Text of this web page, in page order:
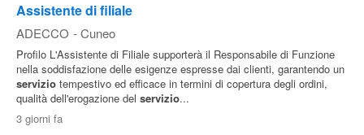
Assistente di filiale
ADECCO - Cuneo
Profilo L'Assistente di Filiale supporterà il Responsabile di Funzione
nella soddisfazione delle esigenze espresse dai clienti, garantendo un
servizio tempestivo ed efficace in termini di copertura degli ordini,
qualità dell'erogazione del servizio...
3 giorni fa